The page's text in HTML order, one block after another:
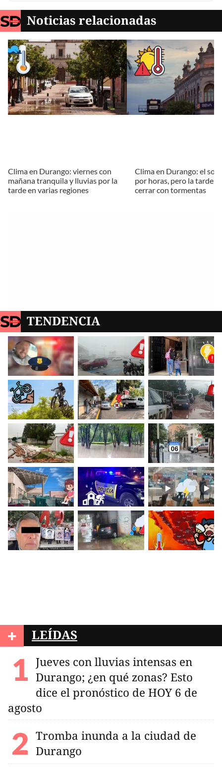
Noticias relacionadas
Clima en Durango: viernes con
mañana tranquila y lluvias por la
tarde en varias regiones
Clima en Durango: el sol
por horas, pero la tarde
cerrar con tormentas
TENDENCIA
+ LEÍDAS
Jueves con lluvias intensas en
Durango; ¿en qué zonas? Esto
dice el pronóstico de HOY 6 de
agosto
Tromba inunda a la ciudad de
Durango